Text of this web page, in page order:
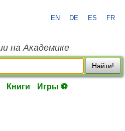
EN DE ES FR
на Академике
Найти!
Книги Игры ⚽